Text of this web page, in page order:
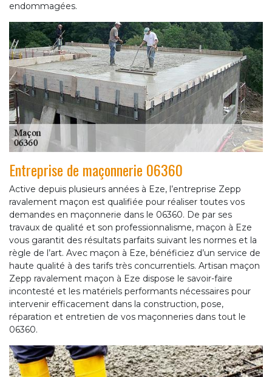
endommagées.
Entreprise de maçonnerie 06360
Active depuis plusieurs années à Eze, l’entreprise Zepp
ravalement maçon est qualifiée pour réaliser toutes vos
demandes en maçonnerie dans le 06360. De par ses
travaux de qualité et son professionnalisme, maçon à Eze
vous garantit des résultats parfaits suivant les normes et la
règle de l’art. Avec maçon à Eze, bénéficiez d’un service de
haute qualité à des tarifs très concurrentiels. Artisan maçon
Zepp ravalement maçon à Eze dispose le savoir-faire
incontesté et les matériels performants nécessaires pour
intervenir efficacement dans la construction, pose,
réparation et entretien de vos maçonneries dans tout le
06360.